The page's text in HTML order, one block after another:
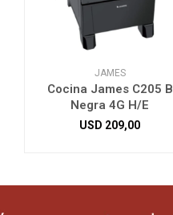
JAMES
Cocina James C205 B
Negra 4G H/E
USD 209,00